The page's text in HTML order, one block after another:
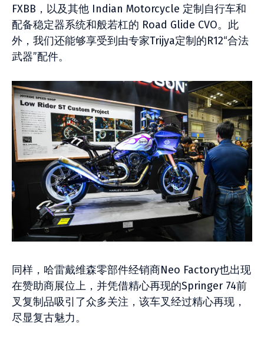
FXBB，以及其他 Indian Motorcycle 定制自行车和
配备稳定器系统和般若杠的 Road Glide CVO。此
外，我们还能够享受到由专家Trijya定制的R12“合法
武器”配件。
同样，哈雷戴维森零部件经销商Neo Factory也出现
在赞助商展位上，并凭借精心再现的Springer 74前
叉复制品吸引了众多关注，该车叉经过精心再现，
尽显复古魅力。